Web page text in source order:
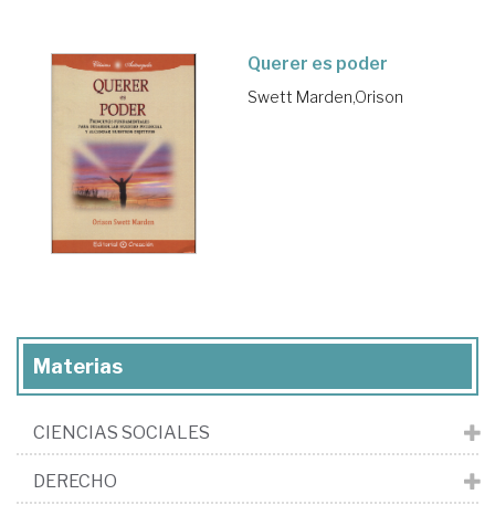
Querer es poder
Swett Marden,Orison
Materias
CIENCIAS SOCIALES
DERECHO